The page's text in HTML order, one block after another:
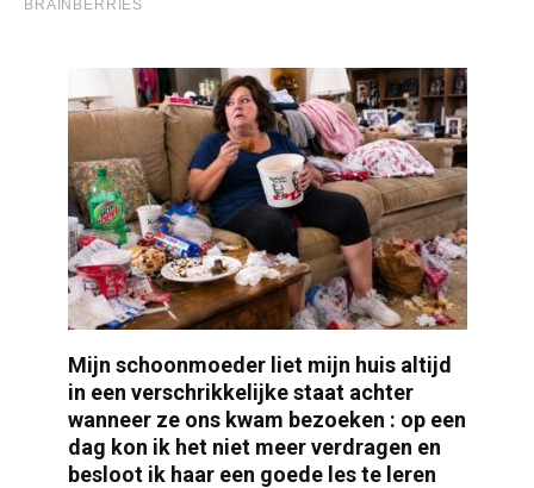
Mijn schoonmoeder liet mijn huis altijd
in een verschrikkelijke staat achter
wanneer ze ons kwam bezoeken : op een
dag kon ik het niet meer verdragen en
besloot ik haar een goede les te leren